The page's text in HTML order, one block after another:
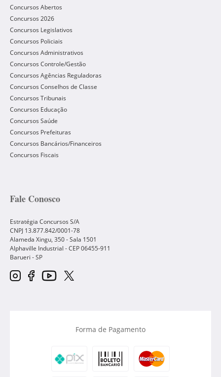
Concursos Abertos
Concursos 2026
Concursos Legislativos
Concursos Policiais
Concursos Administrativos
Concursos Controle/Gestão
Concursos Agências Reguladoras
Concursos Conselhos de Classe
Concursos Tribunais
Concursos Educação
Concursos Saúde
Concursos Prefeituras
Concursos Bancários/Financeiros
Concursos Fiscais
Fale Conosco
Estratégia Concursos S/A
CNPJ 13.877.842/0001-78
Alameda Xingu, 350 - Sala 1501
Alphaville Industrial - CEP06455-911
Barueri -SP
Forma de Pagamento